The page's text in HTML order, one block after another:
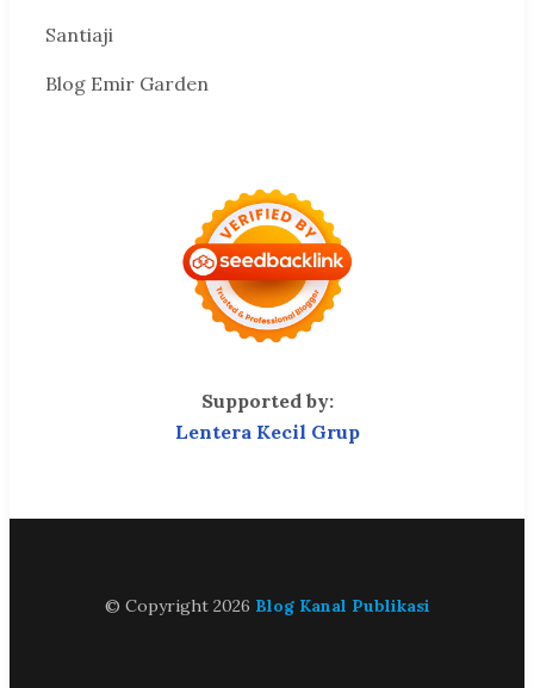
Santiaji
Blog Emir Garden
Supported by:
Lentera Kecil Grup
© Copyright 2026 Blog Kanal Publikasi